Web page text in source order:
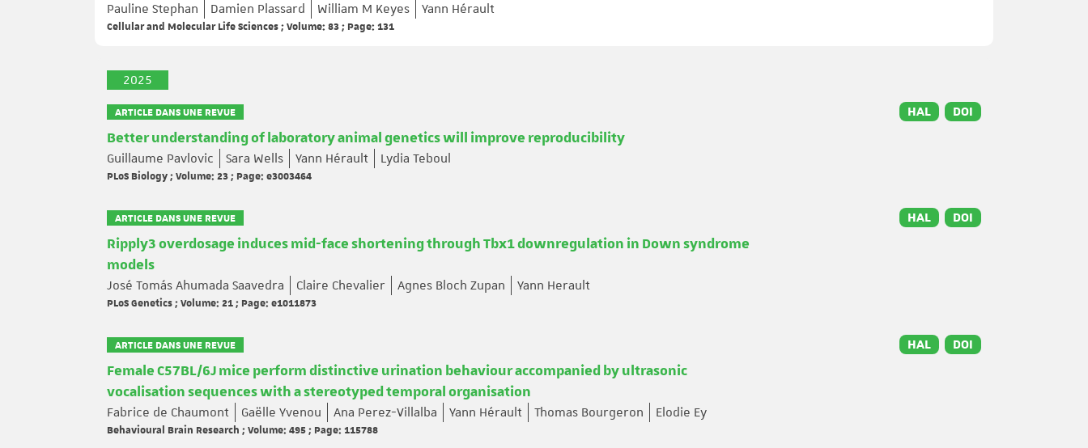
Pauline Stephan Damien Plassard William M Keyes Yann Hérault
Cellular and Molecular Life Sciences ; Volume: 83 ; Page: 131
2025
ARTICLE DANS UNE REVUE
Better understanding of laboratory animal genetics will improve reproducibility
Guillaume Pavlovic Sara Wells Yann Hérault Lydia Teboul
PLoS Biology ; Volume: 23 ; Page: e3003464
HAL DOI
ARTICLE DANS UNE REVUE
Ripply3 overdosage induces mid-face shortening through Tbx1 downregulation in Down syndrome
models
José Tomás Ahumada Saavedra Claire Chevalier Agnes Bloch Zupan Yann Herault
PLoS Genetics ; Volume: 21 ; Page: e1011873
HAL DOI
ARTICLE DANS UNE REVUE
Female C57BL/6J mice perform distinctive urination behaviour accompanied by ultrasonic
vocalisation sequences with a stereotyped temporal organisation
Fabrice de Chaumont Gaëlle Yvenou Ana Perez-Villalba Yann Hérault Thomas Bourgeron Elodie Ey
Behavioural Brain Research ; Volume: 495 ; Page: 115788
HAL DOI